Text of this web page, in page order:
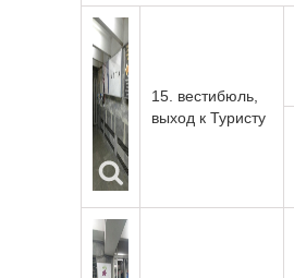
15. вестибюль,
выход к Туристу